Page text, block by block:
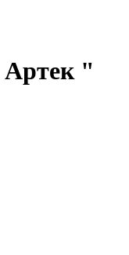
Артек "